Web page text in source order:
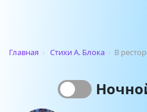
Главная › Стихи А. Блока › В